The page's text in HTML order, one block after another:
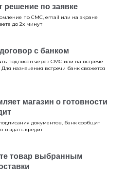
решение по заявке
по СМС, email или на экране
до 2х минут
с банком
подписан через СМС или на встрече
Для назначения встречи банк свяжется
магазин о готовности
документов, банк сообщит
выдать кредит
товар выбранным